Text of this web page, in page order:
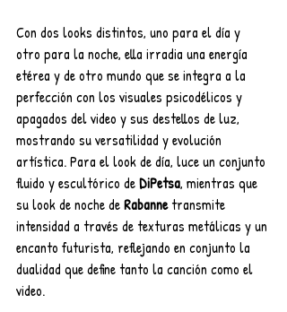
Con dos looks distintos, uno para el día y
otro para la noche, ella irradia una energía
etérea y de otro mundo que se integra a la
perfección con los visuales psicodélicos y
apagados del video y sus destellos de luz,
mostrando su versatilidad y evolución
artística. Para el look de día, luce un conjunto
fluido y escultórico de DiPetsa, mientras que
su look de noche de Rabanne transmite
intensidad a través de texturas metálicas y un
encanto futurista, reflejando en conjunto la
dualidad que define tanto la canción como el
video.